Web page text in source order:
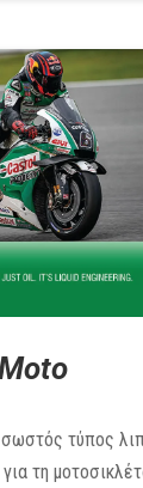
τύπος
τη